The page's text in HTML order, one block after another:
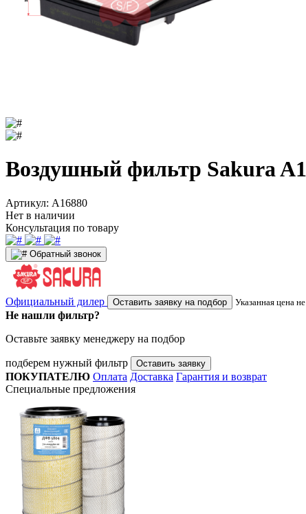
Воздушный фильтр Sakura
Артикул: A16880
Нет в наличии
Консультация по товару
Обратный звонок
Официальный дилер Оставить заявку на подбор Указанная цена
Не нашли фильтр?
Оставьте заявку менеджеру на подбор
подберем нужный фильтр Оставить заявку
ПОКУПАТЕЛЮ Оплата Доставка Гарантия и возврат
Специальные предложения